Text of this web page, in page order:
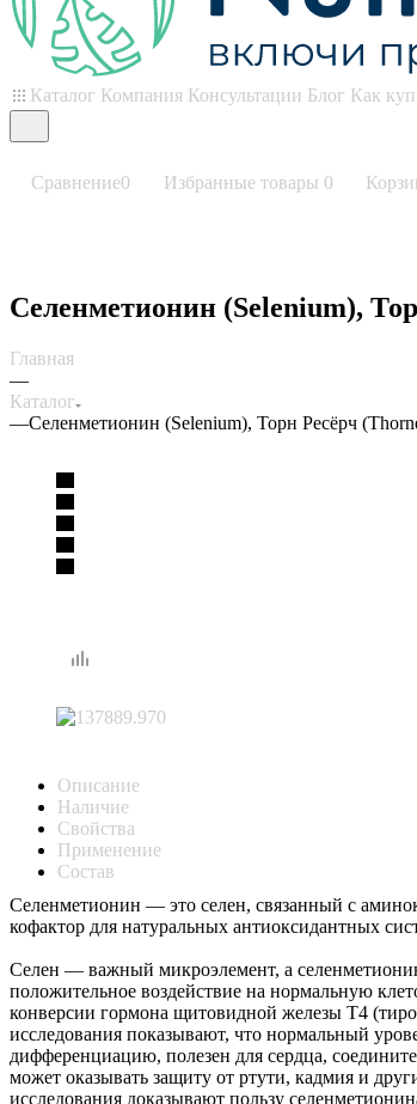
Каталог Компания Консультации Блог Как
Сравнение0 Избранные товары 0
Селенметионин (Selenium),
Главная
—
Каталог
—Селенметионин (Selenium), Торн Ресёрч
Описание
Наличие
Свойства
Применение
Состав
Селенметионин — это селен, связанный с
кофактор для натуральных антиоксидантных
Селен — важный микроэлемент, а
положительное воздействие на нормальную
конверсии гормона щитовидной железы T4
исследования показывают, что нормальный
дифференциацию, полезен для сердца,
может оказывать защиту от ртути, кадмия и
исследования доказывают пользу